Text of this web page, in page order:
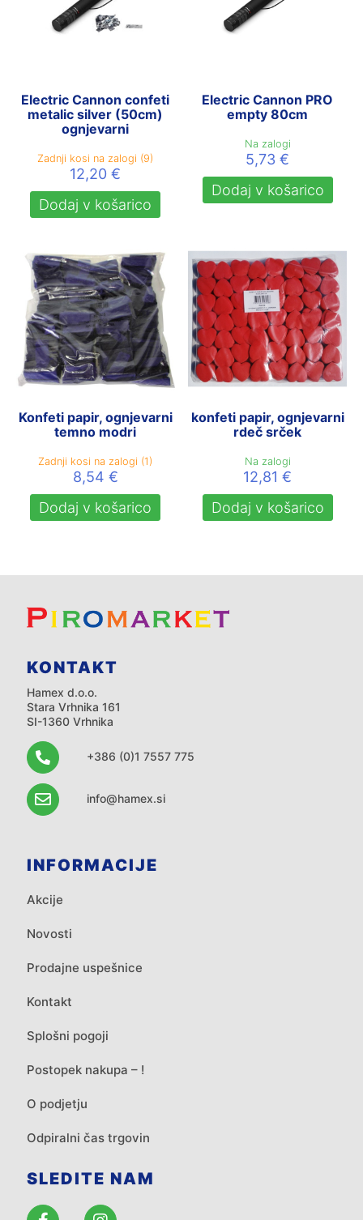
Electric Cannon confeti
metalic silver (50cm)
ognjevarni
Zadnji kosi na zalogi (9)
12,20€
Dodaj v košarico
Electric Cannon PRO
empty 80cm
Na zalogi
5,73€
Dodaj v košarico
Konfeti papir, ognjevarni
temno modri
Zadnji kosi na zalogi (1)
8,54 €
Dodaj v košarico
konfeti papir, ognjevarni
rdeč srček
Na zalogi
12,81€
Dodaj v košarico
KONTAKT
Hamex d.o.o.
Stara Vrhnika 161
SI-1360 Vrhnika
+386 (0)1 7557 775
info@hamex.si
INFORMACIJE
Akcije
Novosti
Prodajne uspešnice
Kontakt
Splošni pogoji
Postopek nakupa – !
O podjetju
Odpiralni čas trgovin
SLEDITE NAM